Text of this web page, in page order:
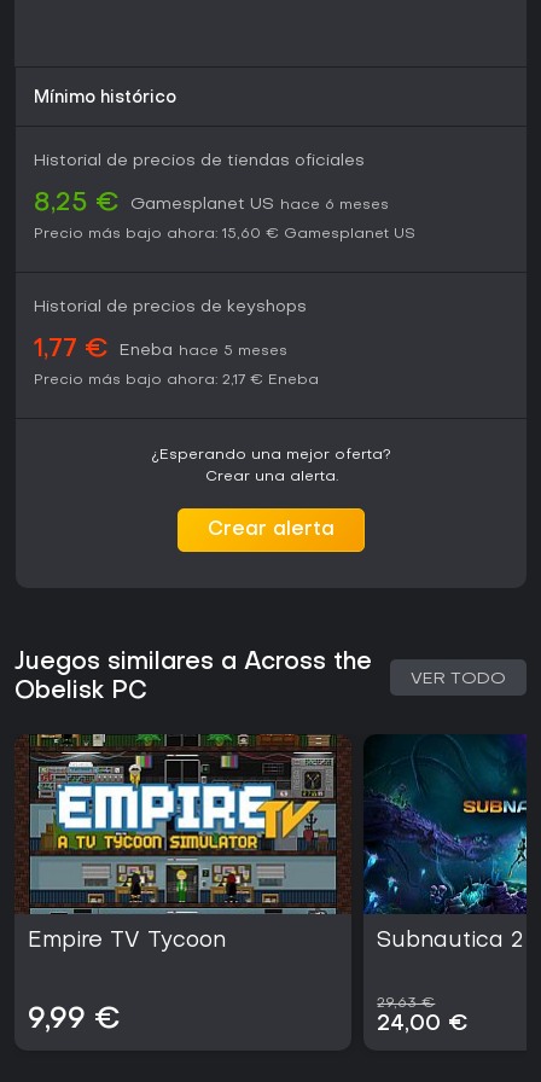
Mínimo histórico
Historial de precios de tiendas oficiales
8,25 € Gamesplanet US
hace 6 meses
Precio más bajo ahora: 15,60 € Gamesplanet US
Historial de precios de keyshops
1,77 € Eneba
hace 5 meses
Precio más bajo ahora: 2,17 € Eneba
¿Esperando una mejor oferta?
Crear una alerta.
Crear alerta
Juegos similares a Across the
Obelisk PC
VER TODO
Empire TV Tycoon
9,99 €
Subnautica 2
29,63 €
24,00 €